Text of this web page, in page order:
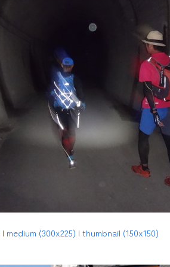
| medium (300x225) |thumbnail (150x150)